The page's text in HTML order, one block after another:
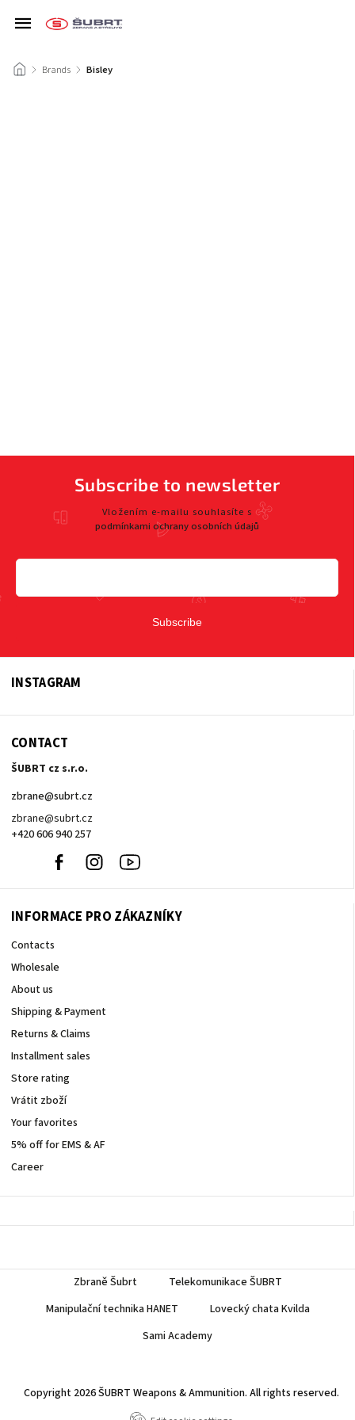
/ Brands / Bisley
Subscribe to newsletter
Vložením e-mailu souhlasíte s
podmínkami ochrany osobních údajů
Subscribe
INSTAGRAM
CONTACT
ŠUBRT cz s.r.o.
zbrane@subrt.cz
zbrane@subrt.cz
+420 606 940 257
+420
940
Facebook Instagram
INFORMACE PRO ZÁKAZNÍKY
Contacts
Wholesale
About us
Shipping & Payment
Returns & Claims
Installment sales
Store rating
Vrátit zboží
Your favorites
5% off for EMS & AF
Career
Zbraně Šubrt
Telekomunikace ŠUBRT
Manipulační technika HANET
Lovecký chata Kvilda
Sami Academy
Copyright 2026ŠUBRT Weapons & Ammunition. All rights reserved.